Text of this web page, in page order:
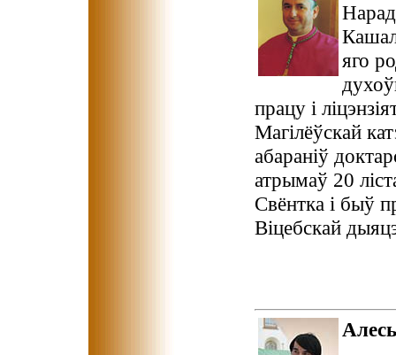
яго
працу і
Магілёўскай
абараніў
атрымаў 20
Свёнтка і быў
Віцебскай